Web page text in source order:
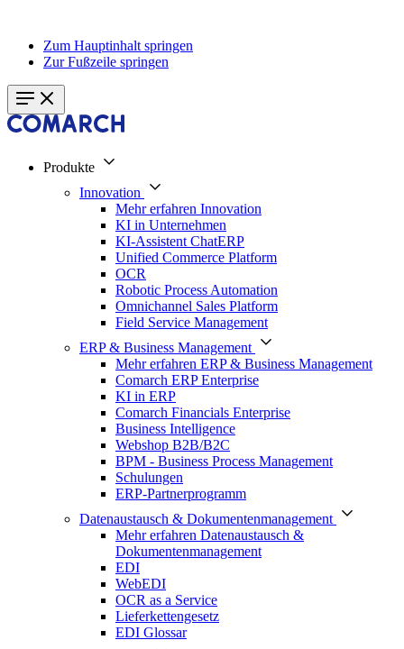
Zum Hauptinhalt springen
Zur Fußzeile springen
Produkte
Innovation
Mehr erfahren Innovation
KI in Unternehmen
KI-Assistent ChatERP
Unified Commerce Platform
OCR
Robotic Process Automation
Omnichannel Sales Platform
Field Service Management
ERP & Business Management
Mehr erfahren ERP & Business Management
Comarch ERP Enterprise
KI in ERP
Comarch Financials Enterprise
Business Intelligence
Webshop B2B/B2C
BPM - Business Process Management
Schulungen
ERP-Partnerprogramm
Datenaustausch & Dokumentenmanagement
Mehr erfahren Datenaustausch &
Dokumentenmanagement
EDI
WebEDI
OCR as a Service
Lieferkettengesetz
EDI Glossar